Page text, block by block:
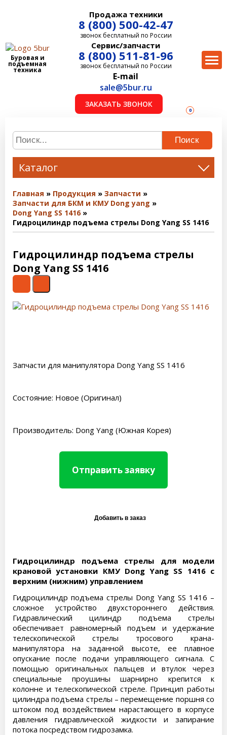
Буровая и
подъемная
техника
Продажа техники
8 (800) 500-42-47
звонок бесплатный по России
Сервис/запчасти
8 (800) 511-81-96
звонок бесплатный по России
E-mail
sale@5bur.ru
ЗАКАЗАТЬ ЗВОНОК
0
Поиск
Каталог
Главная Продукция
Запчасти
Запчасти для БКМ и КМУ Dong yang
Dong Yang SS 1416
Гидроцилиндр подъема стрелы Dong Yang SS 1416
Гидроцилиндр подъема стрелы
Dong Yang SS 1416
Запчасти для манипулятора Dong Yang SS 1416
Состояние: Новое (Оригинал)
Производитель: Dong Yang (Южная Корея)
Отправить заявку
Гидроцилиндр подъема стрелы для модели
крановой установки КМУ Dong Yang SS 1416 с
верхним (нижним) управлением
Гидроцилиндр подъема стрелы Dong Yang SS 1416 –
сложное устройство двухстороннего действия.
Гидравлический цилиндр подъема стрелы
обеспечивает равномерный подъем и удержание
телескопической стрелы тросового крана-
манипулятора на заданной высоте, ее плавное
опускание после подачи управляющего сигнала. С
помощью оригинальных пальцев и втулок через
специальные проушины шарнирно крепится к
колонне и телескопической стреле. Принцип работы
цилиндра подъема стрелы – перемещение поршня со
штоком под воздействием нарастающего в корпусе
давления гидравлической жидкости и запирание
потока посредством гидрозамка.